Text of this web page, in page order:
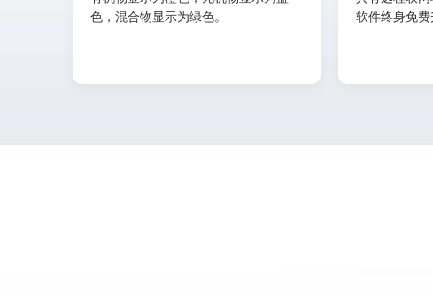
色，混合物显示为绿色。
软件终身免费